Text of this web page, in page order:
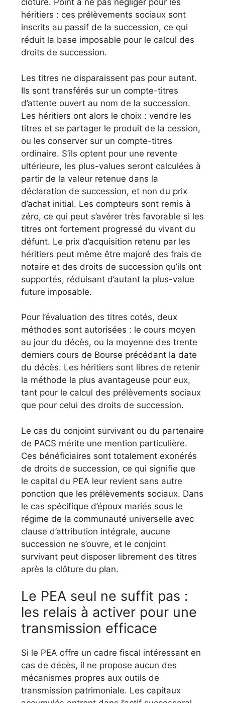
clôture. Point à ne pas négliger pour les
héritiers : ces prélèvements sociaux sont
inscrits au passif de la succession, ce qui
réduit la base imposable pour le calcul des
droits de succession.
Les titres ne disparaissent pas pour autant.
Ils sont transférés sur un compte-titres
d’attente ouvert au nom de la succession.
Les héritiers ont alors le choix : vendre les
titres et se partager le produit de la cession,
ou les conserver sur un compte-titres
ordinaire. S’ils optent pour une revente
ultérieure, les plus-values seront calculées à
partir de la valeur retenue dans la
déclaration de succession, et non du prix
d’achat initial. Les compteurs sont remis à
zéro, ce qui peut s’avérer très favorable si les
titres ont fortement progressé du vivant du
défunt. Le prix d’acquisition retenu par les
héritiers peut même être majoré des frais de
notaire et des droits de succession qu’ils ont
supportés, réduisant d’autant la plus-value
future imposable.
Pour l’évaluation des titres cotés, deux
méthodes sont autorisées : le cours moyen
au jour du décès, ou la moyenne des trente
derniers cours de Bourse précédant la date
du décès. Les héritiers sont libres de retenir
la méthode la plus avantageuse pour eux,
tant pour le calcul des prélèvements sociaux
que pour celui des droits de succession.
Le cas du conjoint survivant ou du partenaire
de PACS mérite une mention particulière.
Ces bénéficiaires sont totalement exonérés
de droits de succession, ce qui signifie que
le capital du PEA leur revient sans autre
ponction que les prélèvements sociaux. Dans
le cas spécifique d’époux mariés sous le
régime de la communauté universelle avec
clause d’attribution intégrale, aucune
succession ne s’ouvre, et le conjoint
survivant peut disposer librement des titres
après la clôture du plan.
Le PEA seul ne suffit pas :
les relais à activer pour une
transmission efficace
Si le PEA offre un cadre fiscal intéressant en
cas de décès, il ne propose aucun des
mécanismes propres aux outils de
transmission patrimoniale. Les capitaux